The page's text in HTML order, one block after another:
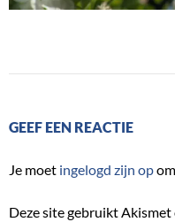
GEEF EEN REACTIE
Je moet ingelogd zijn op
Deze site gebruikt